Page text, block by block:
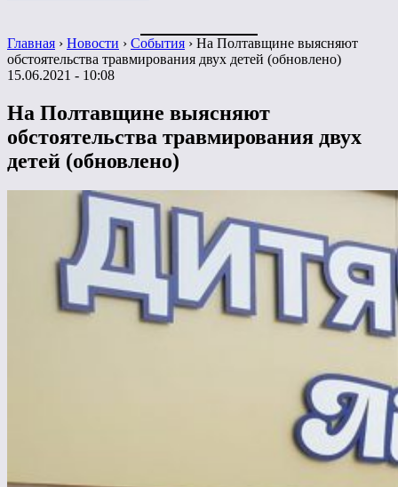
Главная › Новости › События › На Полтавщине выясняют
обстоятельства травмирования двух детей (обновлено)
15.06.2021 - 10:08
На Полтавщине выясняют
обстоятельства травмирования двух
детей (обновлено)